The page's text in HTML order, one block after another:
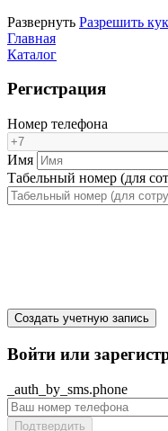
Pазвернуть Разрешить
Главная
Каталог
Регистрация
Номер телефона
Имя
Табельный номер (для
Создать учетную запись
Войти или
_auth_by_sms.phone
Подтвердить